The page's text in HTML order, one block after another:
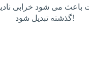
360 سایت باعث می شود خرابی
گذشته تبدیل شود!